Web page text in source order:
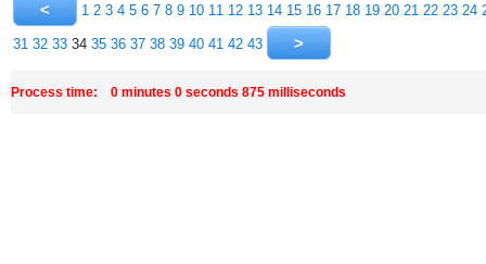
1 2 3 4 5 6 7 8 9 10 11 12 13 14 15 16 17 18 19 20 21 22 23 24
31 32 33 34 35 36 37 38 39 40 41 42 43
Process time: 0 minutes 0 seconds 875 milliseconds